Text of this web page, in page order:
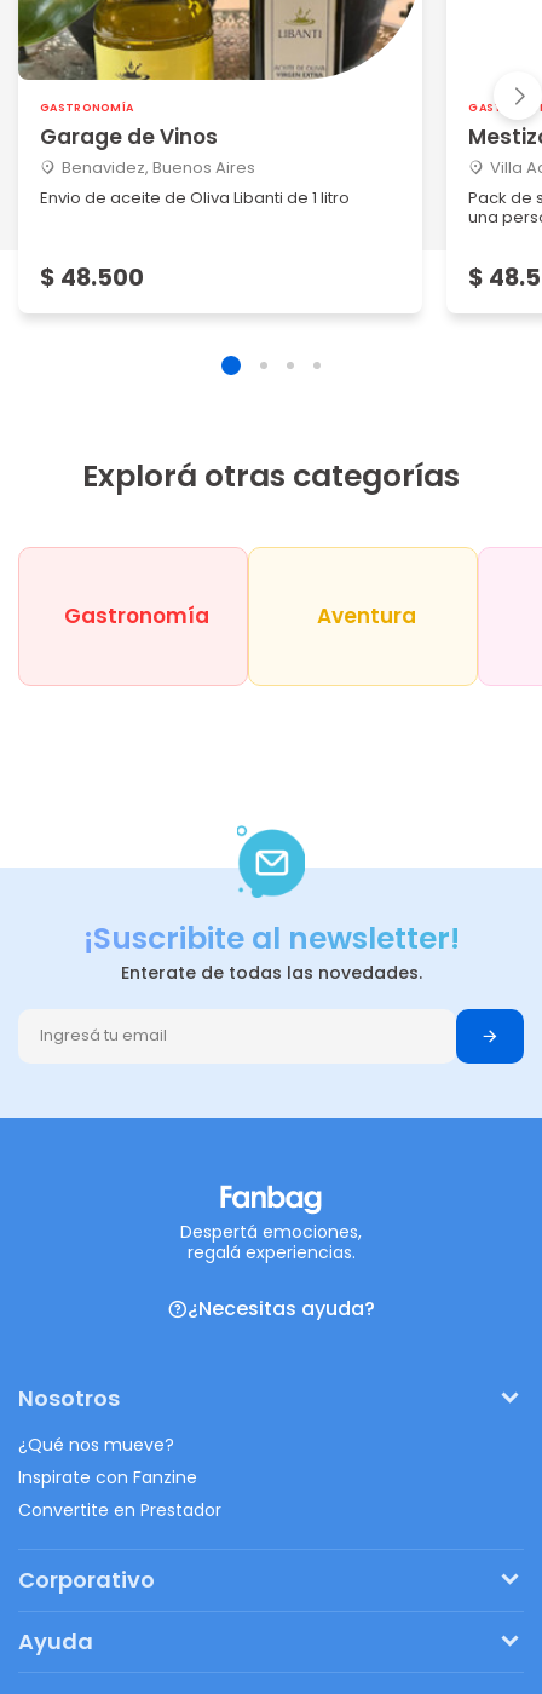
GASTRONOMÍA
Garage de Vinos
Benavidez, Buenos Aires
Envio de aceite de Oliva Libanti de 1 litro
$ 48.500
Villa
Pack de
una
$
Explorá otras categorías
Gastronomía Aventura
¡Suscribite al newsletter!
Enterate de todas las novedades.
Despertá emociones,
regalá experiencias.
¿Necesitas ayuda?
Nosotros
¿Qué nos mueve?
Inspirate con Fanzine
Convertite en Prestador
Corporativo
Regalos originales
Ayuda